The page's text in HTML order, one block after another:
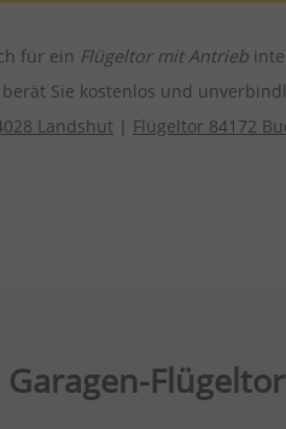
für ein Flügeltor mit Antrieb
Sie kostenlos und
Landshut | Flügeltor 84172